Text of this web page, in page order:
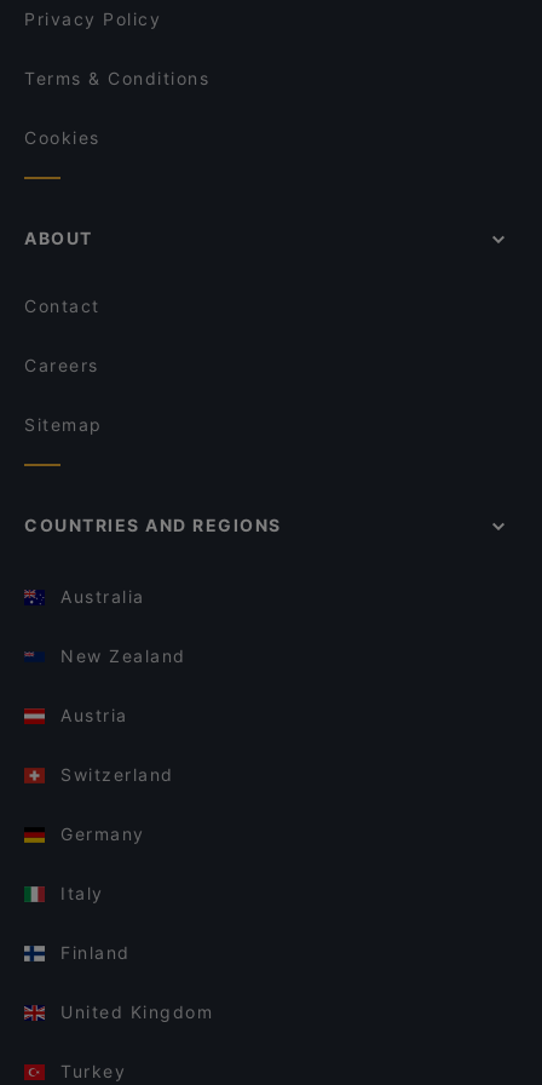
Privacy Policy
Terms & Conditions
Cookies
ABOUT
Contact
Careers
Sitemap
COUNTRIES AND REGIONS
Australia
New Zealand
Austria
Switzerland
Germany
Italy
Finland
United Kingdom
Turkey